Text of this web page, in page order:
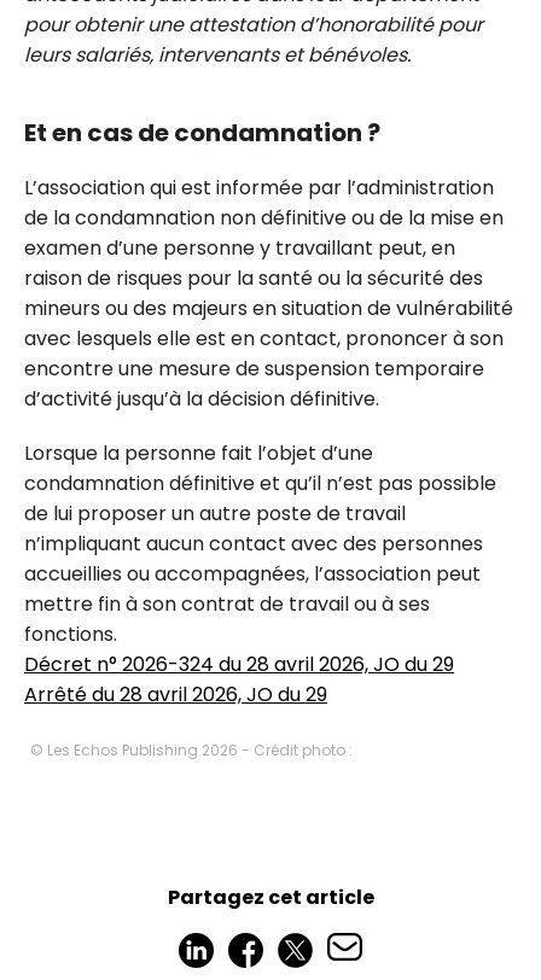
pour obtenir une attestation d’honorabilité pour
leurs salariés, intervenants et bénévoles.
Et en cas de condamnation ?
L’association qui est informée par l’administration
de la condamnation non définitive ou de la mise en
examen d’une personne y travaillant peut, en
raison de risques pour la santé ou la sécurité des
mineurs ou des majeurs en situation de vulnérabilité
avec lesquels elle est en contact, prononcer à son
encontre une mesure de suspension temporaire
d’activité jusqu’à la décision définitive.
Lorsque la personne fait l’objet d’une
condamnation définitive et qu’il n’est pas possible
de lui proposer un autre poste de travail
n’impliquant aucun contact avec des personnes
accueillies ou accompagnées, l’association peut
mettre fin à son contrat de travail ou à ses
fonctions.
Décret n° 2026-324 du 28 avril 2026, JO du 29
Arrêté du 28 avril 2026, JO du 29
© Les Echos Publishing 2026 - Crédit photo :
Partagez cet article